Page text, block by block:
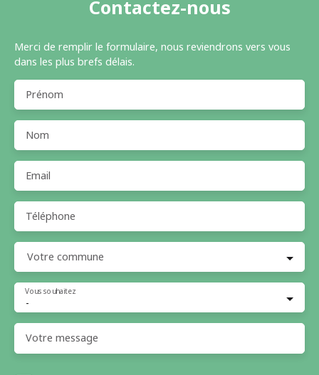
Contactez-nous
Merci de remplir le formulaire, nous reviendrons vers vous
dans les plus brefs délais.
Prénom
Nom
Email
Téléphone
Votre commune
-
Vous souhaitez
Votre message